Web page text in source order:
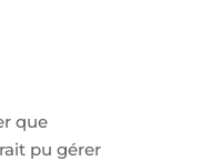
que
pu gérer